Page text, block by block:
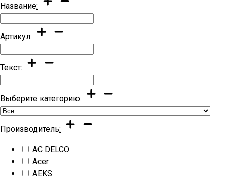
Название:
Артикул:
Текст:
Выберите категорию:
Производитель:
AC DELCO
Acer
AEKS